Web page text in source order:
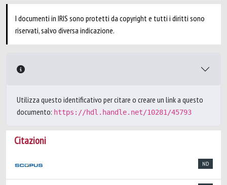
I documenti in IRIS sono protetti da copyright e tutti i diritti sono
riservati, salvo diversa indicazione.
Utilizza questo identificativo per citare o creare un link a questo
documento: https://hdl.handle.net/10281/45793
Citazioni
ND